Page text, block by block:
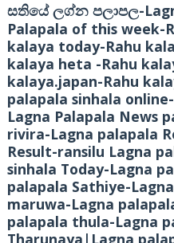
සතියේ ලග්න පලාපල-
Palapala of this week-
kalaya today-Rahu
kalaya heta -Rahu
kalaya.japan-Rahu
palapala sinhala
Lagna Palapala News
rivira-Lagna palapala
Result-ransilu Lagna
sinhala Today-Lagna
palapala Sathiye-
maruwa-Lagna
palapala thula-Lagna
Tharunaya|Lagna